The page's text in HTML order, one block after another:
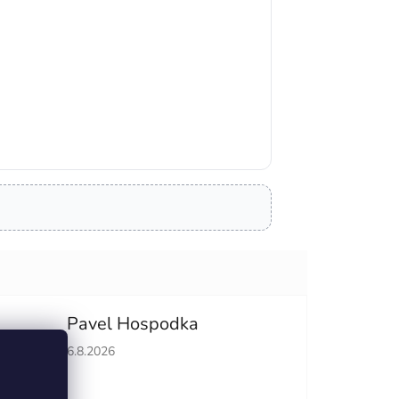
Pavel Hospodka
Hodnocení obchodu je 5 z 5 hvězdiček.
6.8.2026